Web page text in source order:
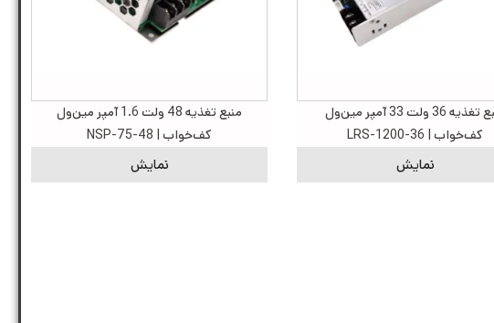
منبع تغذیه 36 ولت 33 آمپر مین‌ول
کف‌خواب | LRS-1200-36
نمایش
منبع تغذیه 48 ولت 1.6 آمپر مین‌ول
کف‌خواب | NSP-75-48
نمایش